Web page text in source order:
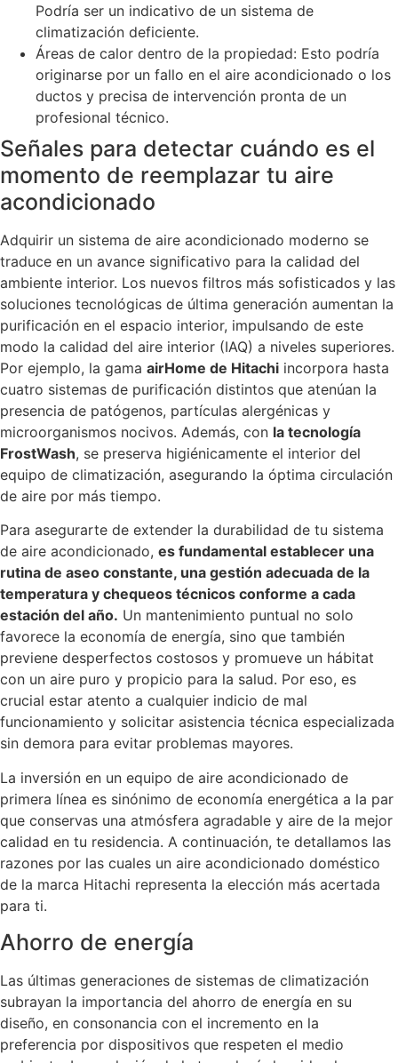
Podría ser un indicativo de un sistema de
climatización deficiente.
Áreas de calor dentro de la propiedad: Esto podría
originarse por un fallo en el aire acondicionado o los
ductos y precisa de intervención pronta de un
profesional técnico.
Señales para detectar cuándo es el
momento de reemplazar tu aire
acondicionado
Adquirir un sistema de aire acondicionado moderno se
traduce en un avance significativo para la calidad del
ambiente interior. Los nuevos filtros más sofisticados y las
soluciones tecnológicas de última generación aumentan la
purificación en el espacio interior, impulsando de este
modo la calidad del aire interior (IAQ) a niveles superiores.
Por ejemplo, la gama airHome de Hitachi incorpora hasta
cuatro sistemas de purificación distintos que atenúan la
presencia de patógenos, partículas alergénicas y
microorganismos nocivos. Además, con la tecnología
FrostWash, se preserva higiénicamente el interior del
equipo de climatización, asegurando la óptima circulación
de aire por más tiempo.
Para asegurarte de extender la durabilidad de tu sistema
de aire acondicionado, es fundamental establecer una
rutina de aseo constante, una gestión adecuada de la
temperatura y chequeos técnicos conforme a cada
estación del año. Un mantenimiento puntual no solo
favorece la economía de energía, sino que también
previene desperfectos costosos y promueve un hábitat
con un aire puro y propicio para la salud. Por eso, es
crucial estar atento a cualquier indicio de mal
funcionamiento y solicitar asistencia técnica especializada
sin demora para evitar problemas mayores.
La inversión en un equipo de aire acondicionado de
primera línea es sinónimo de economía energética a la par
que conservas una atmósfera agradable y aire de la mejor
calidad en tu residencia. A continuación, te detallamos las
razones por las cuales un aire acondicionado doméstico
de la marca Hitachi representa la elección más acertada
para ti.
Ahorro de energía
Las últimas generaciones de sistemas de climatización
subrayan la importancia del ahorro de energía en su
diseño, en consonancia con el incremento en la
preferencia por dispositivos que respeten el medio